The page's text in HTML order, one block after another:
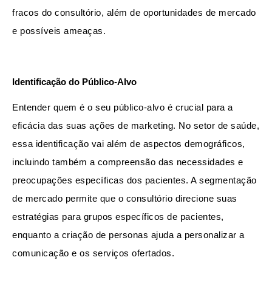
fracos do consultório, além de oportunidades de mercado
e possíveis ameaças.
Identificação do Público-Alvo
Entender quem é o seu público-alvo é crucial para a
eficácia das suas ações de marketing. No setor de saúde,
essa identificação vai além de aspectos demográficos,
incluindo também a compreensão das necessidades e
preocupações específicas dos pacientes. A segmentação
de mercado permite que o consultório direcione suas
estratégias para grupos específicos de pacientes,
enquanto a criação de personas ajuda a personalizar a
comunicação e os serviços ofertados.